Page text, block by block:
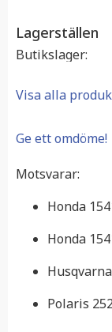
Lagerställen
Butikslager
Visa alla
Ge ett omdöme!
Motsvarar:
Honda
Honda
Polaris